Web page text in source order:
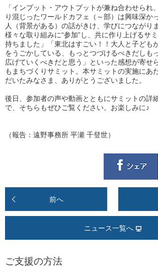
「インプット・アウトプットが兼ね合わせられ
り混じったワールドカフェ（～部）は興味深か
人（背景がある）の話がきけ、学びにつながり
様々な取り組みに“参加”し、共に作り上げるサ
持ちました」「東北はすごい！！大人と子ども
をうごかしている、もっとつづけるべきだしも
広げていくべきだと思う」といった感想が寄せ
もまちづくりサミット。本サミットの実施にあ
だいたみなさま、ありがとうございました。
後日、参加者の声や動画とともにサミットの詳
で、そちらもぜひご覧ください。お楽しみに♪
（報告：遠野事務所 平瀬 千登世）
前へ
ニュース一覧へ
ご支援の方法